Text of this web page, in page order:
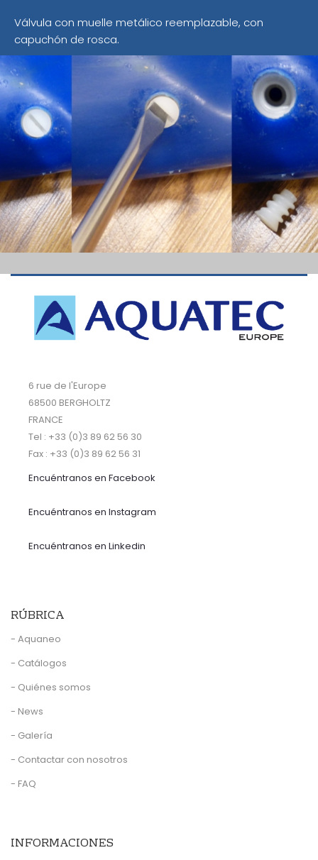
Válvula con muelle metálico reemplazable, con
capuchón de rosca.
6 rue de l'Europe
68500 BERGHOLTZ
FRANCE
Tel : +33 (0)3 89 62 56 30
Fax : +33 (0)3 89 62 56 31
Encuéntranos en Facebook
Encuéntranos en Instagram
Encuéntranos en Linkedin
RÚBRICA
- Aquaneo
- Catálogos
- Quiénes somos
- News
- Galería
- Contactar con nosotros
- FAQ
INFORMACIONES